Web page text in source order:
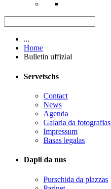
...
Home
Bulletin uffizial
Servetschs
Contact
News
Agenda
Galaria da fotografias
Impressum
Basas legalas
Dapli da nus
Purschida da plazzas